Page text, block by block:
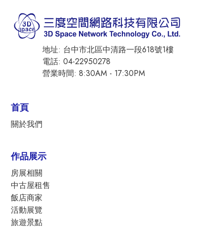
地址: 台中市北區中清路一段618號1樓
電話: 04-22950278
營業時間: 8:30AM - 17:30PM
首頁
關於我們
作品展示
房展相關
中古屋租售
飯店商家
活動展覽
旅遊景點